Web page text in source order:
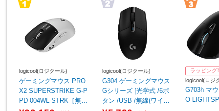
logicool(ロジクール)
ゲーミングマウス PRO
X2 SUPERSTRIKE G-P
PD-004WL-STRK［無線
logicool(ロジクール)
G304 ゲーミングマウス
Gシリーズ [光学式 /6ボ
タン /USB /無線(ワイヤ
ラッピング
logicool(ロジ
G703h マ
O